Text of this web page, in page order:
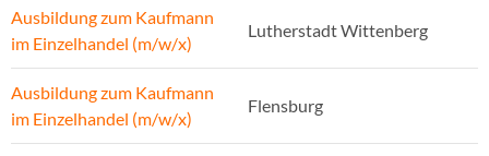
Ausbildung zum Kaufmann
im Einzelhandel (m/w/x)
Lutherstadt Wittenberg
Ausbildung zum Kaufmann
im Einzelhandel (m/w/x)
Flensburg